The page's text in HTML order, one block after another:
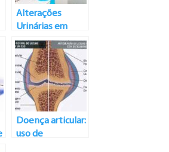
Alterações
Urinárias em
Animais – Parte II
Doença articular:
uso de